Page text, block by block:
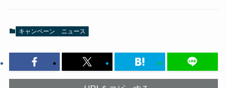
キャンペーン ニュース